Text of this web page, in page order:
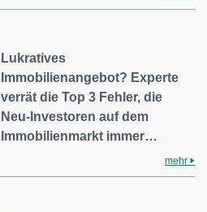
Lukratives
Immobilienangebot? Experte
verrät die Top 3 Fehler, die
Neu-Investoren auf dem
Immobilienmarkt immer…
mehr